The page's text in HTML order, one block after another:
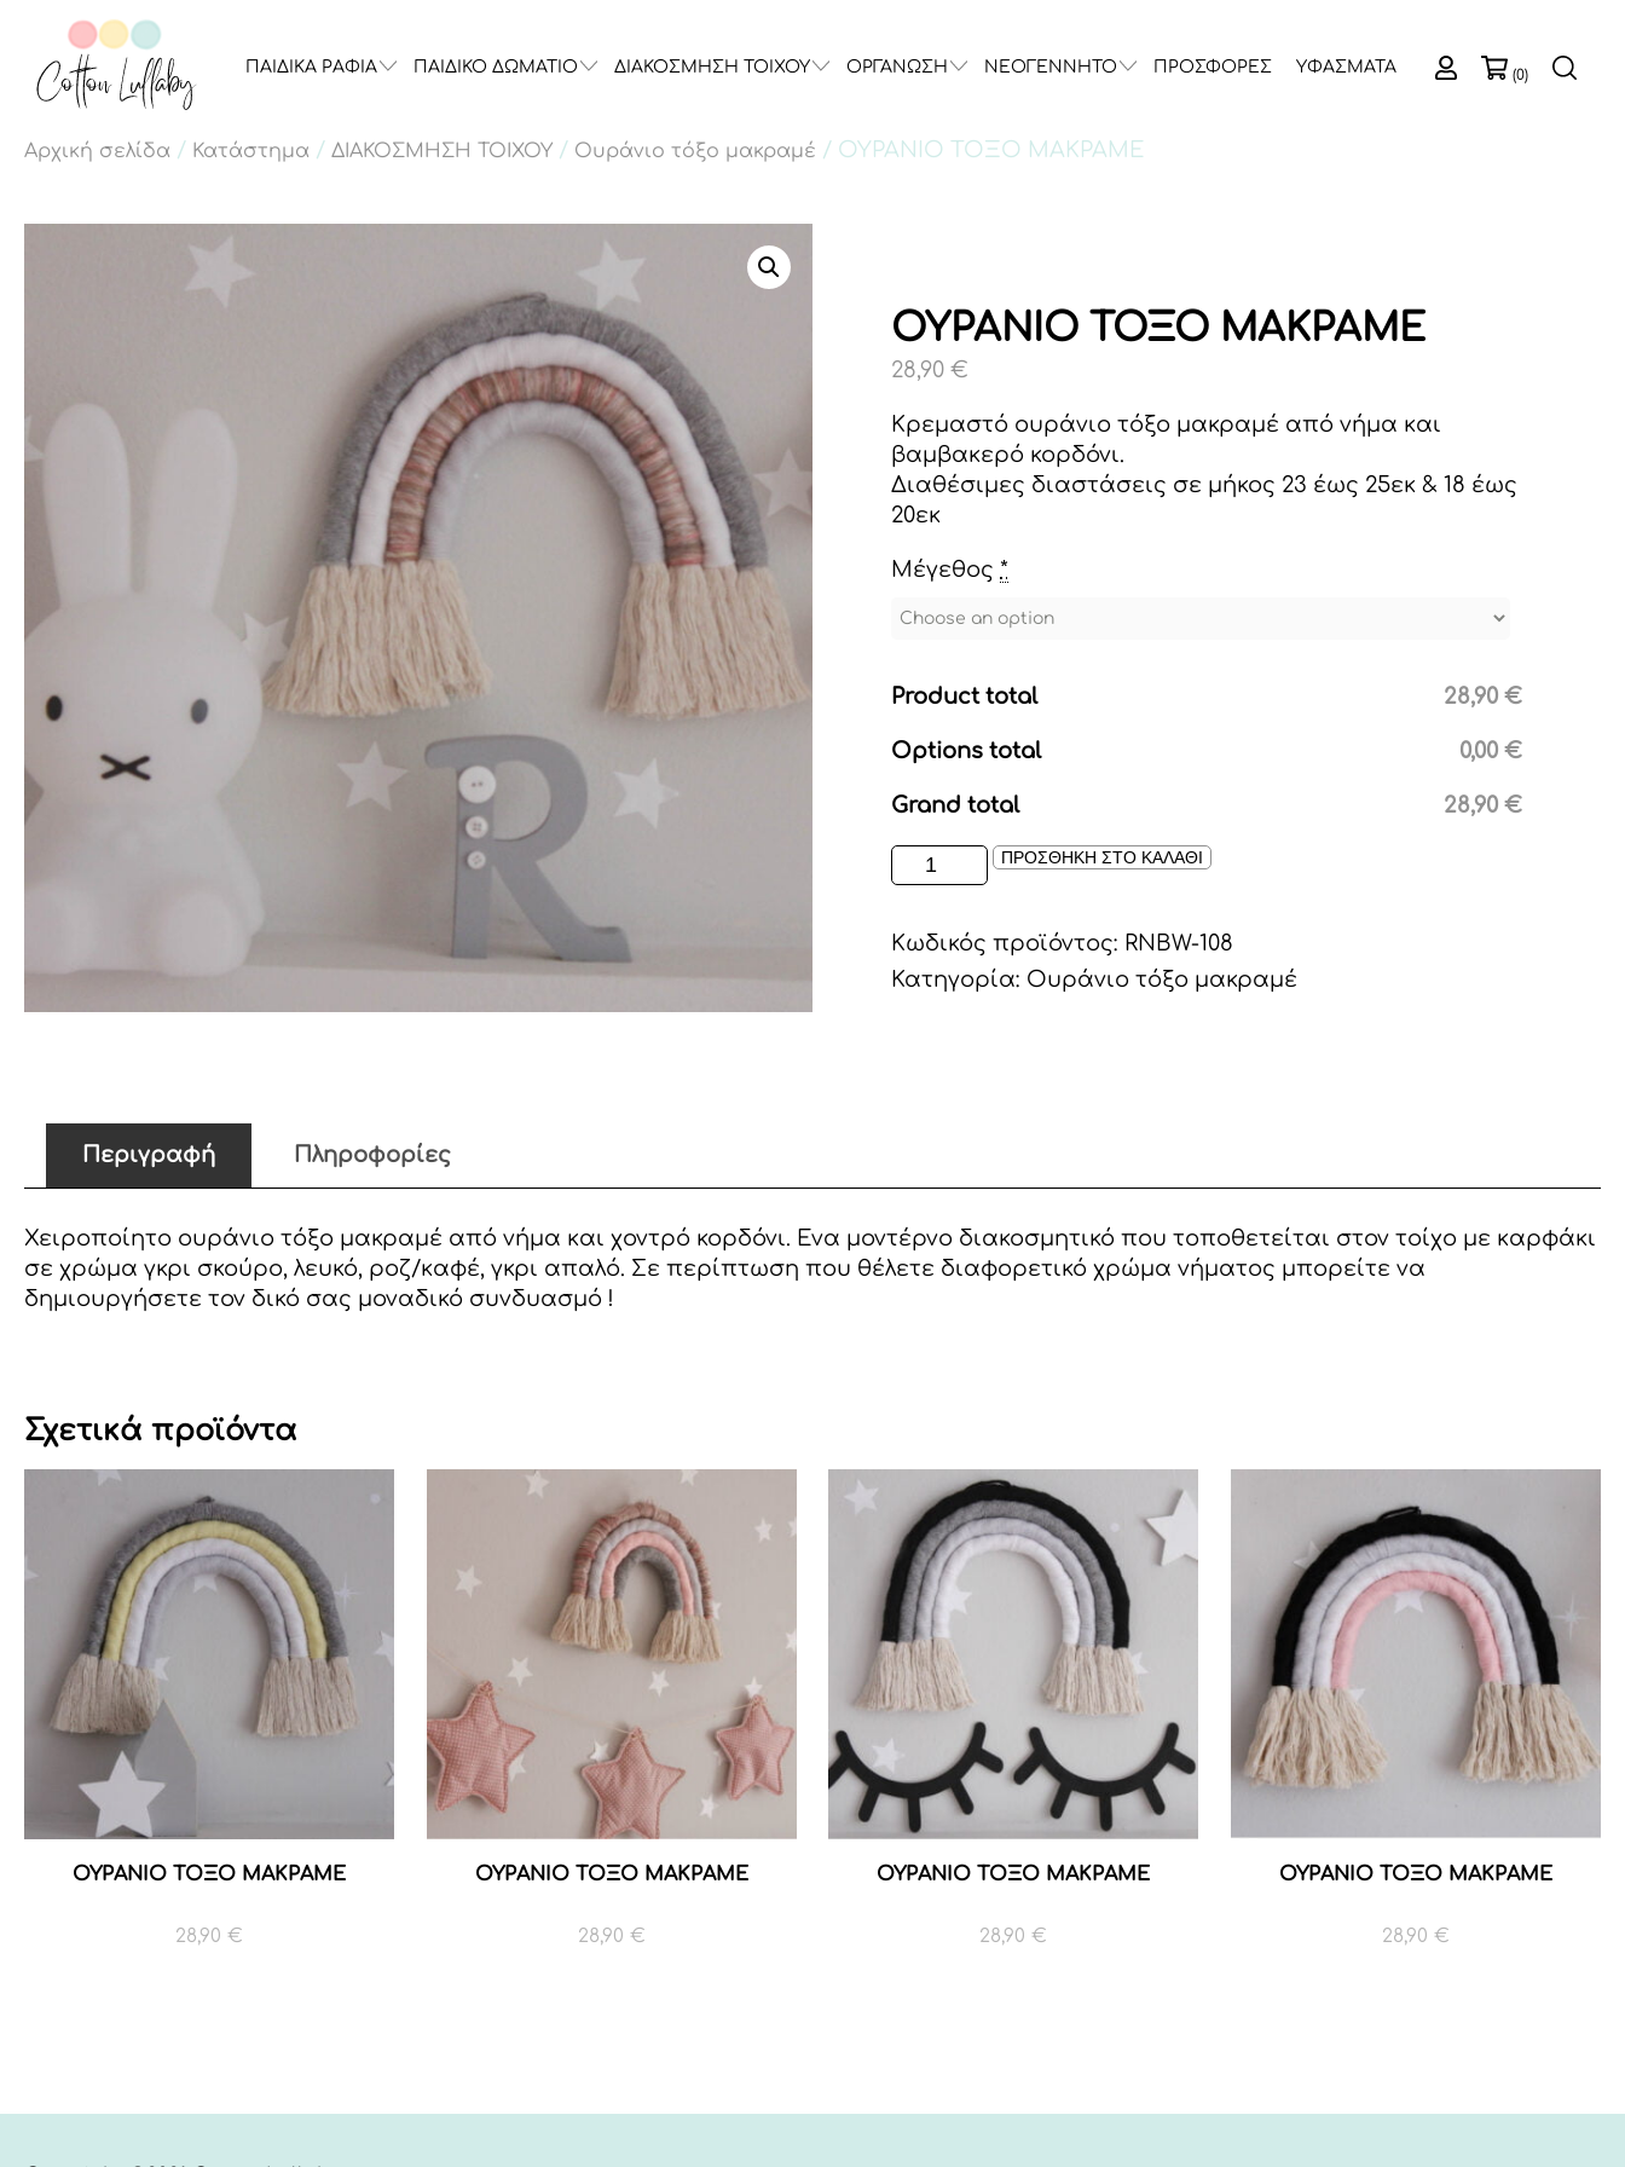
ΠΑΙΔΙΚΑ ΡΑΦΙΑ ΠΑΙΔΙΚΟ ΔΩΜΑΤΙΟ ΔΙΑΚΟΣΜΗΣΗ ΤΟΙΧΟΥ ΟΡΓΑΝΩΣΗ ΝΕΟΓΕΝΝΗΤΟ ΠΡΟΣΦΟΡΕΣ ΥΦΑΣΜΑΤΑ (0)
Αρχική σελίδα / Κατάστημα / ΔΙΑΚΟΣΜΗΣΗ ΤΟΙΧΟΥ / Ουράνιο τόξο μακραμέ / ΟΥΡΑΝΙΟ ΤΟΞΟ ΜΑΚΡΑΜΕ
ΟΥΡΑΝΙΟ ΤΟΞΟ ΜΑΚΡΑΜΕ
28,90€
Κρεμαστό ουράνιο τόξο μακραμέ από νήμα και
βαμβακερό κορδόνι.
Διαθέσιμες διαστάσεις σε μήκος 23 έως 25εκ & 18 έως
20εκ
Μέγεθος *
Product total 28,90 €
Options total 0,00 €
Grand total 28,90 €
ΟΥΡΑΝΙΟ
ΤΟΞΟ
ποσότητα
ΠΡΟΣΘΗΚΗ ΣΤΟ ΚΑΛΑΘΙ
Κωδικός προϊόντος: RNBW-108
Κατηγορία: Ουράνιο τόξο μακραμέ
Περιγραφή Πληροφορίες
Χειροποίητο ουράνιο τόξο μακραμέ από νήμα και χοντρό κορδόνι. Ενα μοντέρνο διακοσμητικό που τοποθετείται στον τοίχο με καρφάκι
σε χρώμα γκρι σκούρο, λευκό, ροζ/καφέ, γκρι απαλό. Σε περίπτωση που θέλετε διαφορετικό χρώμα νήματος μπορείτε να
δημιουργήσετε τον δικό σας μοναδικό συνδυασμό !
Σχετικά προϊόντα
ΟΥΡΑΝΙΟ ΤΟΞΟ ΜΑΚΡΑΜΕ
28,90 €
ΟΥΡΑΝΙΟ ΤΟΞΟ ΜΑΚΡΑΜΕ
28,90 €
ΟΥΡΑΝΙΟ ΤΟΞΟ ΜΑΚΡΑΜΕ
28,90€
ΟΥΡΑΝΙΟ ΤΟΞΟ ΜΑΚΡΑΜΕ
28,90 €